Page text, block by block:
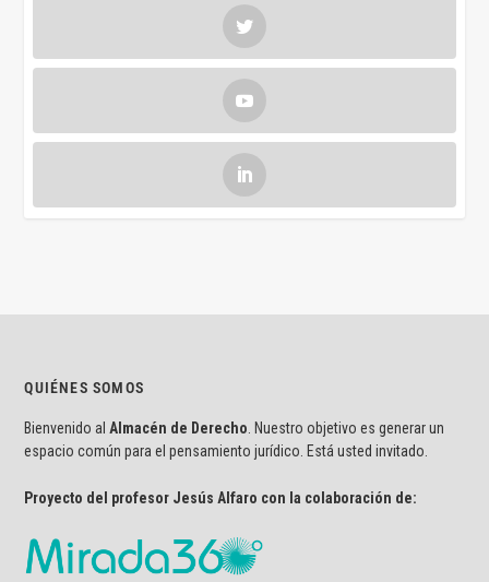
QUIÉNES SOMOS
Bienvenido al Almacén de Derecho . Nuestro objetivo es generar un
espacio común para el pensamiento jurídico. Está usted invitado.
Proyecto del profesor Jesús Alfaro con la colaboración de: